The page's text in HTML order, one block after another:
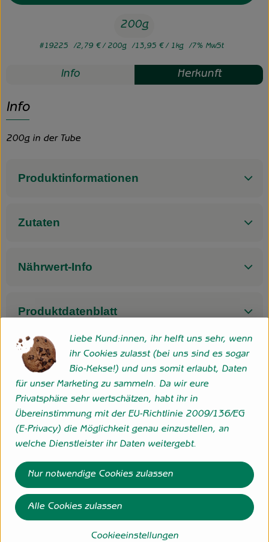
200g
#19225 2,79 €/ 200g 13,95 €/ 1kg 7% MwSt
Info Herkunft
Info
200g in der Tube
Produktinformationen
Zutaten
Nährwert-Info
Produktdatenblatt
Herkunft
Hersteller: BYO
Italien
Liebe Kund:innen, ihr helft uns sehr, wenn
ihr Cookies zulasst (bei uns sind es sogar
Bio-Kekse!) und uns somit erlaubt, Daten
für unser Marketing zu sammeln. Da wir eure
Privatsphäre sehr wertschätzen, habt ihr in
Übereinstimmung mit der EU-Richtlinie 2009/136/EG
(E-Privacy) die Möglichkeit genau einzustellen, an
welche Dienstleister ihr Daten weitergebt.
Cookieeinstellungen
Nur notwendige Cookies zulassen
Alle Cookies zulassen